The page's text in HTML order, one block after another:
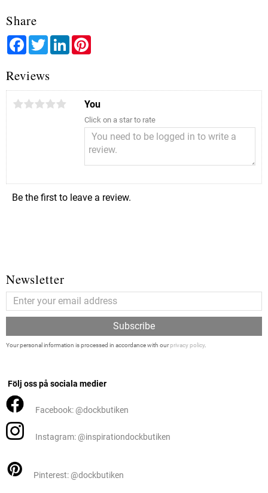
Share
FacebookTwitterLinkedIn
Reviews
You
Click on a star to rate
Be the first to leave a review.
Newsletter
Subscribe
Your personal information is processed in accordance with ourprivacy policy.
Följ oss på sociala medier
Facebook: @dockbutiken
Instagram: @inspirationdockbutiken
Pinterest: @dockbutiken